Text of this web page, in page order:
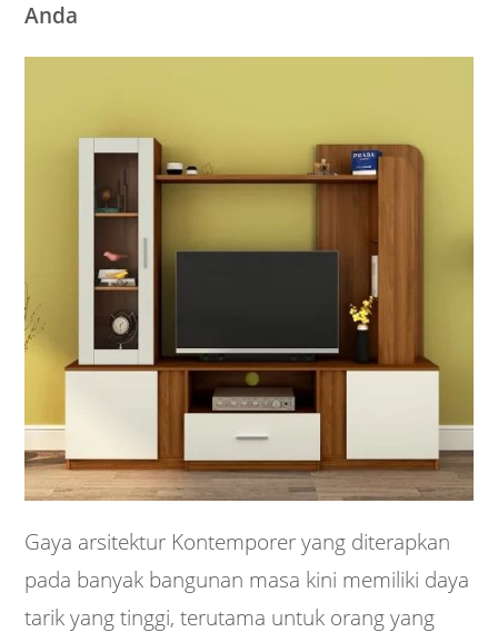
Anda
Gaya arsitektur Kontemporer yang diterapkan
pada banyak bangunan masa kini memiliki daya
tarik yang tinggi, terutama untuk orang yang